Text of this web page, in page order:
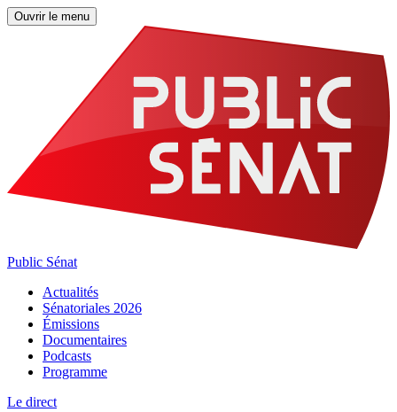
Ouvrir le menu
Public Sénat
Actualités
Sénatoriales 2026
Émissions
Documentaires
Podcasts
Programme
Le direct